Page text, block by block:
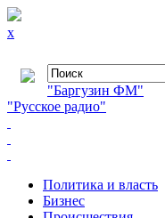
x
"Баргузин ФМ"
"Русское радио"
Политика и власть
Бизнес